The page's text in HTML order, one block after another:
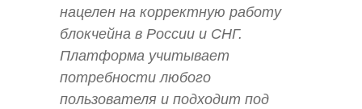
нацелен на корректную работу
блокчейна в России и СНГ.
Платформа учитывает
потребности любого
пользователя и подходит под